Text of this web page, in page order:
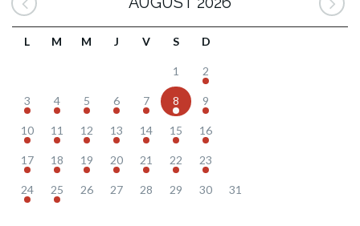
L M M J V S D
1 2
3 4 5 6 7 8 9
10 11 12 13 14 15 16
17 18 19 20 21 22 23
24 25 26 27 28 29 30 31